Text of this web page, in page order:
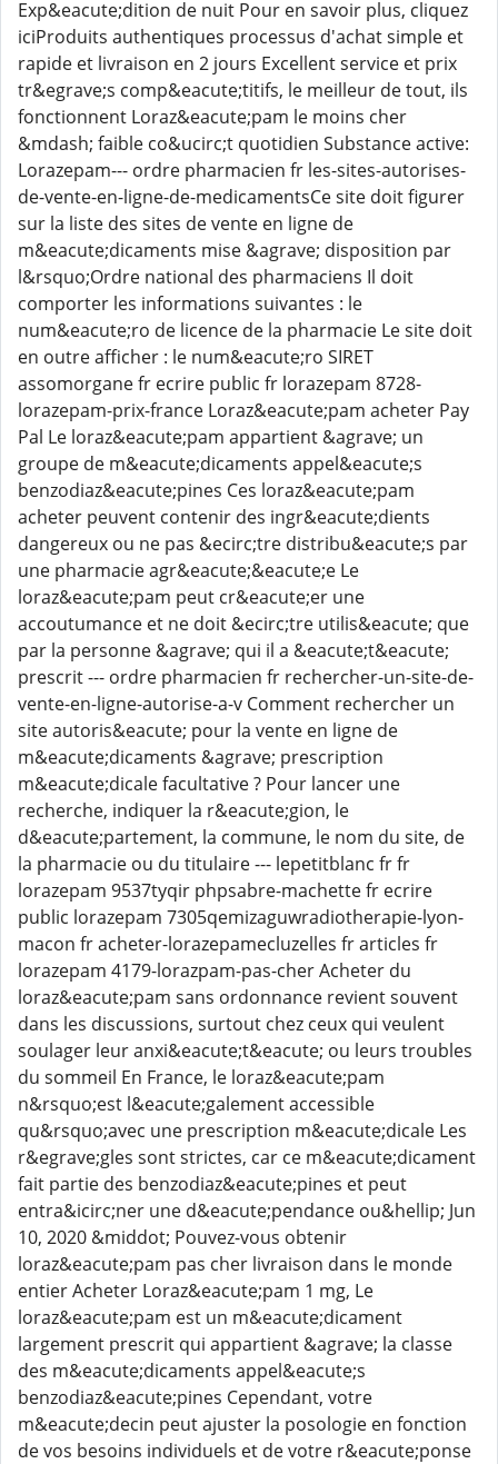
Exp&eacute;dition de nuit Pour en savoir plus, cliquez
iciProduits authentiques processus d'achat simple et
rapide et livraison en 2 jours Excellent service et prix
tr&egrave;s comp&eacute;titifs, le meilleur de tout, ils
fonctionnent Loraz&eacute;pam le moins cher
&mdash; faible co&ucirc;t quotidien Substance active:
Lorazepam--- ordre pharmacien fr les-sites-autorises-
de-vente-en-ligne-de-medicamentsCe site doit figurer
sur la liste des sites de vente en ligne de
m&eacute;dicaments mise &agrave; disposition par
l&rsquo;Ordre national des pharmaciens Il doit
comporter les informations suivantes : le
num&eacute;ro de licence de la pharmacie Le site doit
en outre afficher : le num&eacute;ro SIRET
assomorgane fr ecrire public fr lorazepam 8728-
lorazepam-prix-france Loraz&eacute;pam acheter Pay
Pal Le loraz&eacute;pam appartient &agrave; un
groupe de m&eacute;dicaments appel&eacute;s
benzodiaz&eacute;pines Ces loraz&eacute;pam
acheter peuvent contenir des ingr&eacute;dients
dangereux ou ne pas &ecirc;tre distribu&eacute;s par
une pharmacie agr&eacute;&eacute;e Le
loraz&eacute;pam peut cr&eacute;er une
accoutumance et ne doit &ecirc;tre utilis&eacute; que
par la personne &agrave; qui il a &eacute;t&eacute;
prescrit --- ordre pharmacien fr rechercher-un-site-de-
vente-en-ligne-autorise-a-v Comment rechercher un
site autoris&eacute; pour la vente en ligne de
m&eacute;dicaments &agrave; prescription
m&eacute;dicale facultative ? Pour lancer une
recherche, indiquer la r&eacute;gion, le
d&eacute;partement, la commune, le nom du site, de
la pharmacie ou du titulaire --- lepetitblanc fr fr
lorazepam 9537tyqir phpsabre-machette fr ecrire
public lorazepam 7305qemizaguwradiotherapie-lyon-
macon fr acheter-lorazepamecluzelles fr articles fr
lorazepam 4179-lorazpam-pas-cher Acheter du
loraz&eacute;pam sans ordonnance revient souvent
dans les discussions, surtout chez ceux qui veulent
soulager leur anxi&eacute;t&eacute; ou leurs troubles
du sommeil En France, le loraz&eacute;pam
n&rsquo;est l&eacute;galement accessible
qu&rsquo;avec une prescription m&eacute;dicale Les
r&egrave;gles sont strictes, car ce m&eacute;dicament
fait partie des benzodiaz&eacute;pines et peut
entra&icirc;ner une d&eacute;pendance ou&hellip; Jun
10, 2020 &middot; Pouvez-vous obtenir
loraz&eacute;pam pas cher livraison dans le monde
entier Acheter Loraz&eacute;pam 1 mg, Le
loraz&eacute;pam est un m&eacute;dicament
largement prescrit qui appartient &agrave; la classe
des m&eacute;dicaments appel&eacute;s
benzodiaz&eacute;pines Cependant, votre
m&eacute;decin peut ajuster la posologie en fonction
de vos besoins individuels et de votre r&eacute;ponse